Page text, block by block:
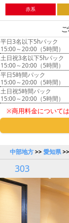
赤系
平日3名以下5hパック
15:00～20:00（5時間）
土日祝3名以下5hパック
15:00～20:00（5時間）
平日5時間パック
15:00～20:00（5時間）
土日祝5時間パック
15:00～20:00（5時間）
※商用料金について
中部地方>>愛知県>>
303